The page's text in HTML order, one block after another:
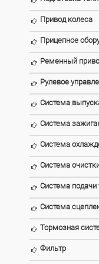
Привод колеса
Прицепное
Ременный
Рулевое
Система
Система
Система
Система
Система подачи
Система
Тормозная
Фильтр